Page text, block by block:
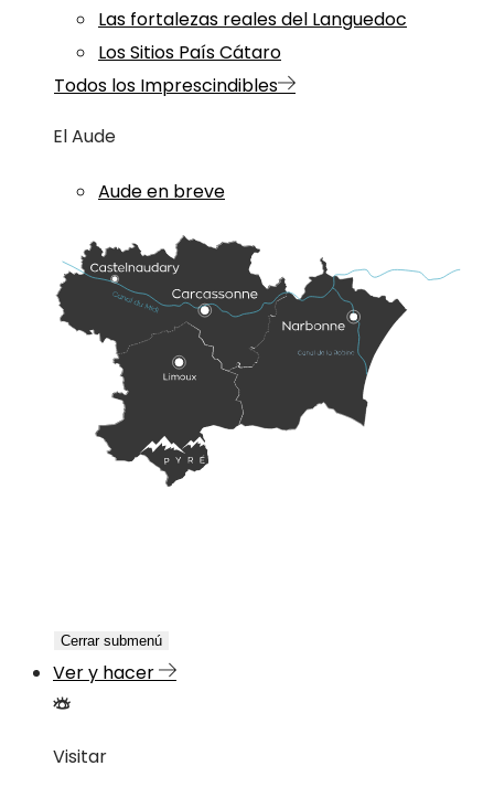
Las fortalezas reales del Languedoc
Los Sitios País Cátaro
Todos los Imprescindibles
El Aude
Aude en breve
Cerrar submenú
Ver y hacer
Visitar